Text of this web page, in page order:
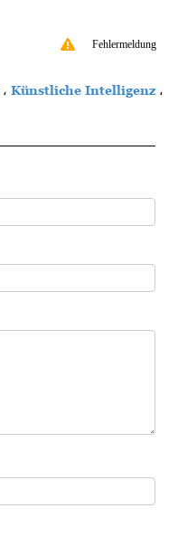
Fehlermeldung
، Künstliche Intelligenz ،